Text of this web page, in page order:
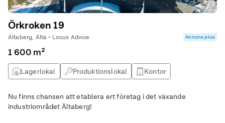
Örkroken 19
Ältaberg, Älta • Locus Advice Annons plus
1 600 m²
Lagerlokal Produktionslokal
Kontor
Nu finns chansen att etablera ert företag i det växande
industriområdet Ältaberg!